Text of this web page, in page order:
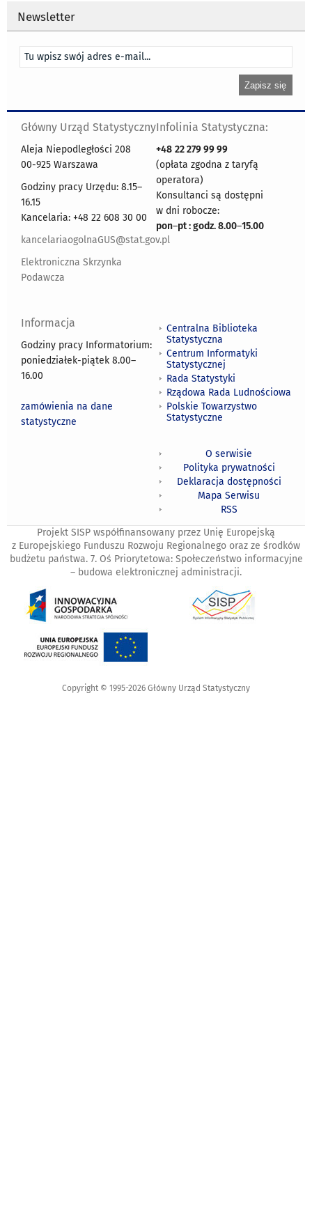
Newsletter
Główny Urząd Statystyczny
Aleja Niepodległości 208
00-925 Warszawa
Godziny pracy Urzędu: 8.15–
16.15
Kancelaria: +48 22 608 30 00
kancelariaogolnaGUS@stat.gov.pl
Elektroniczna Skrzynka
Podawcza
Infolinia Statystyczna:
+48 22 279 99 99
(opłata zgodna z taryfą
operatora)
Konsultanci są dostępni
w dni robocze:
pon–pt : godz. 8.00–15.00
Informacja
Godziny pracy Informatorium:
poniedziałek-piątek 8.00–
16.00
zamówienia na dane
statystyczne
Centralna Biblioteka
Statystyczna
Centrum Informatyki
Statystycznej
Rada Statystyki
Rządowa Rada Ludnościowa
Polskie Towarzystwo
Statystyczne
O serwisie
Polityka prywatności
Deklaracja dostępności
Mapa Serwisu
RSS
Projekt SISP współfinansowany przez Unię Europejską
z Europejskiego Funduszu Rozwoju Regionalnego oraz ze środków
budżetu państwa. 7. Oś Priorytetowa: Społeczeństwo informacyjne
– budowa elektronicznej administracji.
Copyright © 1995-2026 Główny Urząd Statystyczny